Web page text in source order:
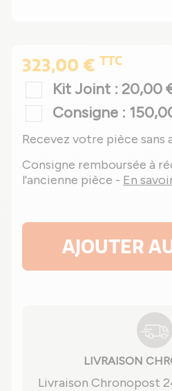
323,00 € TTC
Kit Joint : 20,00
Consigne :
Recevez votre pièce sans
Consigne remboursée à
l'ancienne pièce - En
AJOUTER
LIVRAISON
Livraison Chronopost